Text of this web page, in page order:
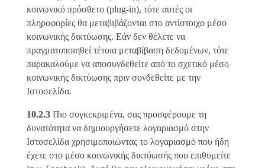
κοινωνικό πρόσθετο (plug-in), τότε αυτές οι
πληροφορίες θα μεταβιβάζονται στο αντίστοιχο μέσο
κοινωνικής δικτύωσης. Εάν δεν θέλετε να
πραγματοποιηθεί τέτοια μεταβίβαση δεδομένων, τότε
παρακαλούμε να αποσυνδεθείτε από το σχετικό μέσο
κοινωνικής δικτύωσης πριν συνδεθείτε με την
Ιστοσελίδα.
10.2.3 Πιο συγκεκριμένα, σας προσφέρουμε τη
δυνατότητα να δημιουργήσετε λογαριασμό στην
Ιστοσελίδα χρησιμοποιώντας το λογαριασμό που ήδη
έχετε στο μέσο κοινωνικής δικτύωσής που επιθυμείτε